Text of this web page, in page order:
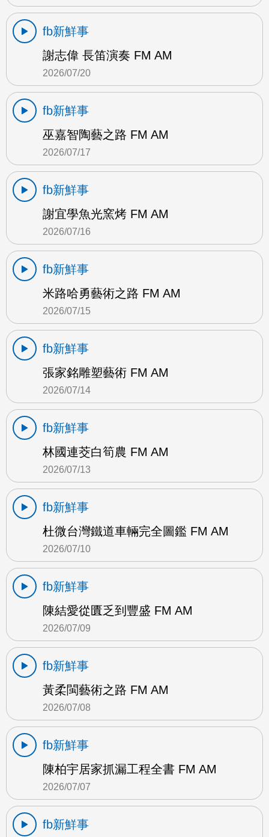
fb新鮮事
謝志偉 長笛演奏 FM AM
2026/07/20
fb新鮮事
巫嘉智陶藝之路 FM AM
2026/07/17
fb新鮮事
謝宜學魚光窯烤 FM AM
2026/07/16
fb新鮮事
米路哈勇藝術之路 FM AM
2026/07/15
fb新鮮事
張家銘雕塑藝術 FM AM
2026/07/14
fb新鮮事
林國連茭白筍農 FM AM
2026/07/13
fb新鮮事
杜微台灣鐵道車輛完全圖鑑 FM AM
2026/07/10
fb新鮮事
陳結愛從匱乏到豐盛 FM AM
2026/07/09
fb新鮮事
黃柔閩藝術之路 FM AM
2026/07/08
fb新鮮事
陳柏宇居家抓漏工程全書 FM AM
2026/07/07
fb新鮮事